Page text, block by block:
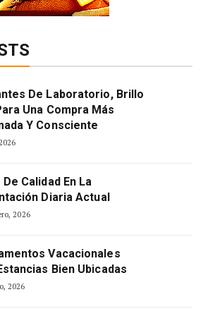
De Laboratorio, Brillo
Una Compra Más
Y Consciente
Calidad En La
Diaria Actual
2026
Vacacionales
Bien Ubicadas
2026